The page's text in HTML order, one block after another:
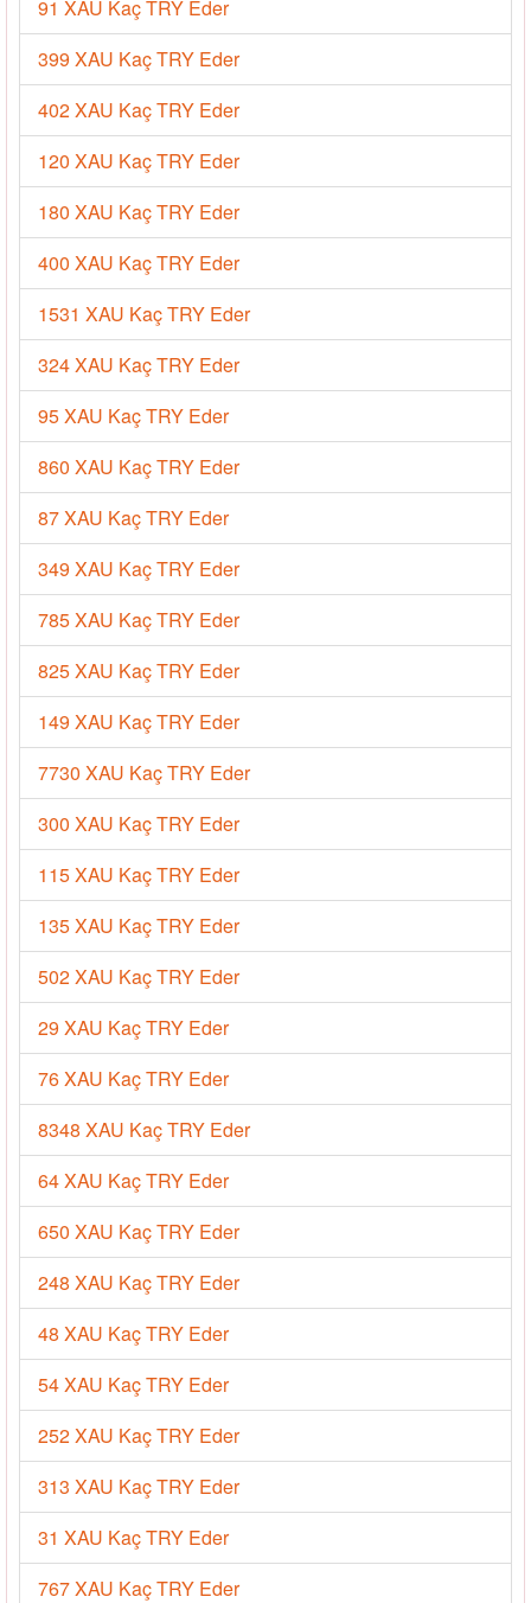
91 XAU Kaç TRY Eder
399 XAU Kaç TRY Eder
402 XAU Kaç TRY Eder
120 XAU Kaç TRY Eder
180 XAU Kaç TRY Eder
400 XAU Kaç TRY Eder
1531 XAU Kaç TRY Eder
324 XAU Kaç TRY Eder
95 XAU Kaç TRY Eder
860 XAU Kaç TRY Eder
87 XAU Kaç TRY Eder
349 XAU Kaç TRY Eder
785 XAU Kaç TRY Eder
825 XAU Kaç TRY Eder
149 XAU Kaç TRY Eder
7730 XAU Kaç TRY Eder
300 XAU Kaç TRY Eder
115 XAU Kaç TRY Eder
135 XAU Kaç TRY Eder
502 XAU Kaç TRY Eder
29 XAU Kaç TRY Eder
76 XAU Kaç TRY Eder
8348 XAU Kaç TRY Eder
64 XAU Kaç TRY Eder
650 XAU Kaç TRY Eder
248 XAU Kaç TRY Eder
48 XAU Kaç TRY Eder
54 XAU Kaç TRY Eder
252 XAU Kaç TRY Eder
313 XAU Kaç TRY Eder
31 XAU Kaç TRY Eder
767 XAU Kaç TRY Eder